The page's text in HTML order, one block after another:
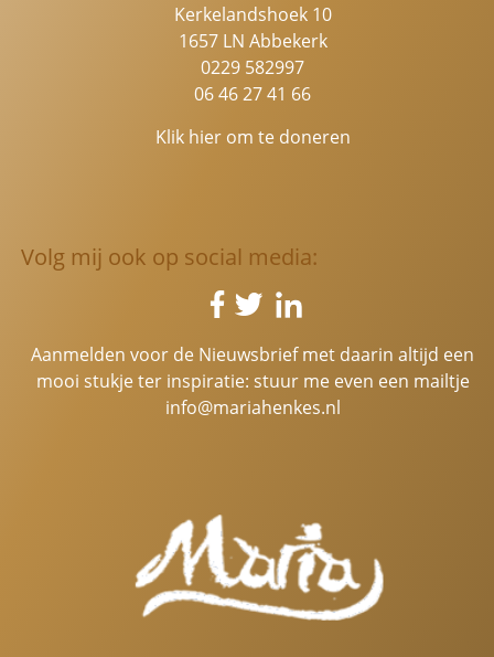
Kerkelandshoek 10
1657 LN Abbekerk
0229 582997
06 46 27 41 66
Klik hier om te doneren
Volg mij ook op social media:
Aanmelden voor de Nieuwsbrief met daarin altijd een
mooi stukje ter inspiratie: stuur me even een mailtje
info@mariahenkes.nl